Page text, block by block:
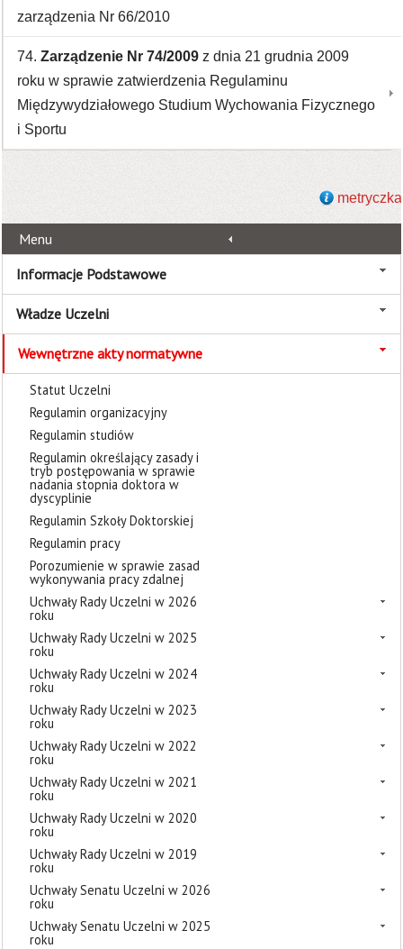
zarządzenia Nr 66/2010
74. Zarządzenie Nr 74/2009 z dnia 21 grudnia 2009
roku w sprawie zatwierdzenia Regulaminu
Międzywydziałowego Studium Wychowania Fizycznego
i Sportu
metryczka
Menu
Informacje Podstawowe
Władze Uczelni
Wewnętrzne akty normatywne
Statut Uczelni
Regulamin organizacyjny
Regulamin studiów
Regulamin określający zasady i
tryb postępowania w sprawie
nadania stopnia doktora w
dyscyplinie
Regulamin Szkoły Doktorskiej
Regulamin pracy
Porozumienie w sprawie zasad
wykonywania pracy zdalnej
Uchwały Rady Uczelni w 2026
roku
Uchwały Rady Uczelni w 2025
roku
Uchwały Rady Uczelni w 2024
roku
Uchwały Rady Uczelni w 2023
roku
Uchwały Rady Uczelni w 2022
roku
Uchwały Rady Uczelni w 2021
roku
Uchwały Rady Uczelni w 2020
roku
Uchwały Rady Uczelni w 2019
roku
Uchwały Senatu Uczelni w 2026
roku
Uchwały Senatu Uczelni w 2025
roku